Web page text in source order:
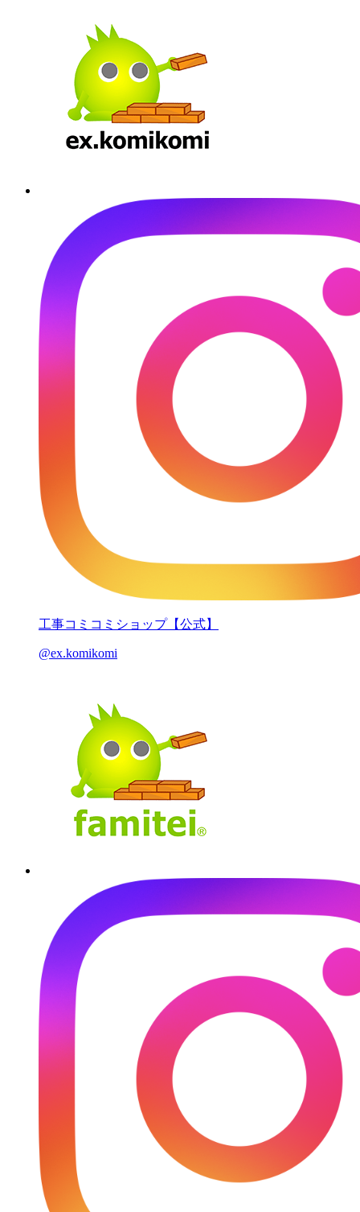
工事コミコミショップ【公式】
@ex.komikomi